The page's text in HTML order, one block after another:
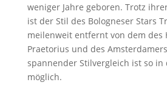
weniger Jahre geboren. Trotz
ist der Stil des Bologneser Stars
meilenweit entfernt von dem des
Praetorius und des
spannender Stilvergleich ist so in
möglich.